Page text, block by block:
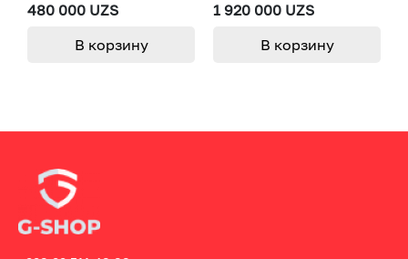
480 000 UZS
В корзину
1 920 000 UZS
В корзину